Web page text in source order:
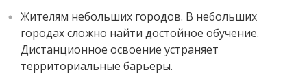
Жителям небольших городов. В небольших
городах сложно найти достойное обучение.
Дистанционное освоение устраняет
территориальные барьеры.